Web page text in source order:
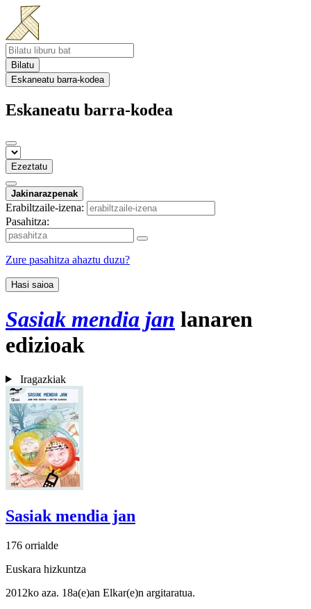
Bilatu
Eskaneatu barra-kodea
Eskaneatu barra-kodea
Ezeztatu
Jakinarazpenak
Erabiltzaile-izena:
Pasahitza:
Zure pasahitza ahaztu duzu?
Hasi saioa
Sasiak mendia jan lanaren
edizioak
Iragazkiak
Sasiak mendia jan
176 orrialde
Euskara hizkuntza
2012ko aza. 18a(e)an Elkar(e)n argitaratua.